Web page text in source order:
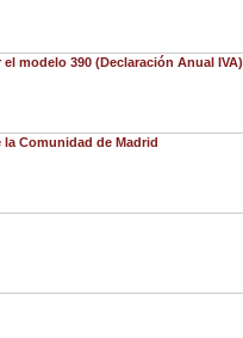
modelo 390 (Declaración Anual IVA)
Comunidad de Madrid